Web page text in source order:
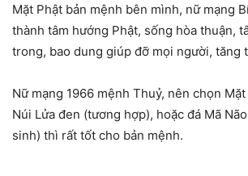
Mặt Phật bản mệnh bên mình, nữ mạng
thành tâm hướng Phật, sống hòa thuận,
trong, bao dung giúp đỡ mọi người, tăng
Nữ mạng 1966 mệnh Thuỷ, nên chọn
Núi Lửa đen (tương hợp), hoặc đá Mã
sinh) thì rất tốt cho bản mệnh.